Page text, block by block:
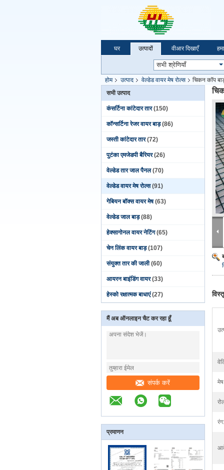
घर उत्पादों वीआर दिखाएँ
होम उत्पाद वेल्डेड वायर मेष रोल्स
चिकन कॉप
सभी उत्पाद
कंसर्टिना कांटेदार तार (150)
कॉन्सर्टिना रेजर वायर बाड़ (86)
जस्ती कांटेदार तार (72)
पुटंका एमजेडपी बैरियर (26)
वेल्डेड तार जाल पैनल (70)
वेल्डेड वायर मेष रोल्स (91)
गेबियन बॉक्स वायर मेष (63)
वेल्डेड जाल बाड़ (88)
हेक्सागोनल वायर नेटिंग (65)
चेन लिंक वायर बाड़ (107)
संयुक्त तार की जाली (60)
आयरन बाइंडिंग वायर (33)
हेस्को रक्षात्मक बाधाएं (27)
मैं अब ऑनलाइन चैट कर रहा हूँ
संपर्क करें
प्रमाणन
रंग: